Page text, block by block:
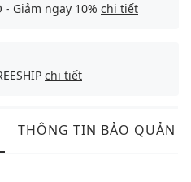
- Giảm ngay 10% chi tiết
chi tiết
THÔNG TIN BẢO QUẢN